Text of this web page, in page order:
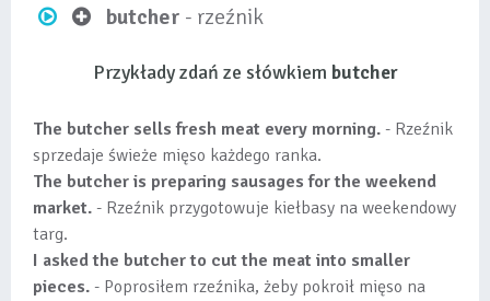
butcher - rzeźnik
Przykłady zdań ze słówkiem butcher
The butcher sells fresh meat every morning. - Rzeźnik
sprzedaje świeże mięso każdego ranka.
The butcher is preparing sausages for the weekend
market. - Rzeźnik przygotowuje kiełbasy na weekendowy
targ.
I asked the butcher to cut the meat into smaller
pieces. - Poprosiłem rzeźnika, żeby pokroił mięso na